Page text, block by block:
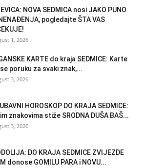
NOVA SEDMICA nosi JAKO PUNO
pogledajte ŠTA VAS
1, 2026
KARTE do kraja SEDMICE: Karte
poruku za svaki znak,...
3, 2026
HOROSKOP DO KRAJA SEDMICE:
znakovima stiže SRODNA DUŠA BAŠ...
3, 2026
DO KRAJA SEDMICE ZVIJEZDE
donose GOMILU PARA i NOVU...